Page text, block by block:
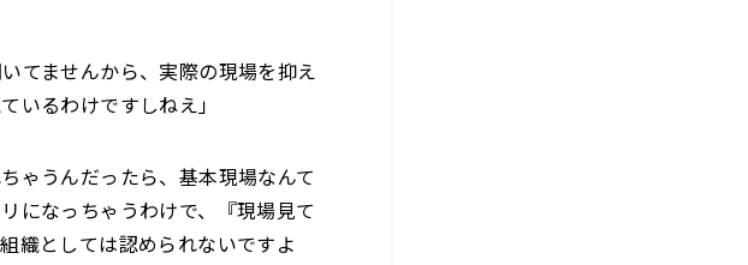
てませんから、実際の現場を抑え
いるわけですしねえ」
ゃうんだったら、基本現場なんて
になっちゃうわけで、『現場見て
織としては認められないですよ